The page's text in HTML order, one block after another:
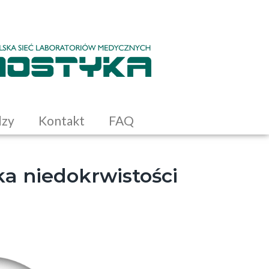
Kontakt FAQ
niedokrwistości